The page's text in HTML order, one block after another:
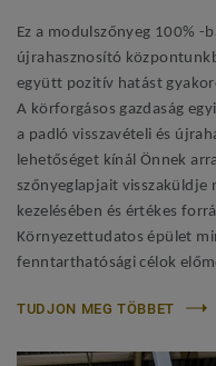
Ez a modulszőnyeg 100%
újrahasznosító
együtt pozitív hatást
A körforgásos gazdaság
a padló visszavételi és
lehetőséget kínál Önnek
szőnyeglapjait visszaküldje
kezelésében és értékes
Környezettudatos épület
fenntarthatósági célok
TUDJON MEG TÖBBET